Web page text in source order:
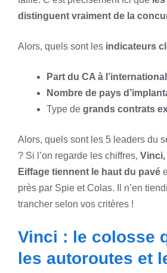
distinguent vraiment de la
Alors, quels sont les indicateurs
Part du CA à l’international
Nombre de pays
Type de grands contrats
Alors, quels sont les 5 leaders du
? Si l’on regarde les chiffres,
Eiffage tiennent le haut du pavé
près par Spie et Colas. Il n’en
trancher selon vos critères !
Vinci : le colosse
les autoroutes et